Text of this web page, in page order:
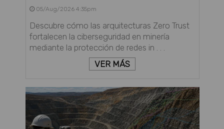
05/Aug/2026 4:35pm
Descubre cómo las arquitecturas Zero Trust
fortalecen la ciberseguridad en minería
mediante la protección de redes in . . .
VER MÁS